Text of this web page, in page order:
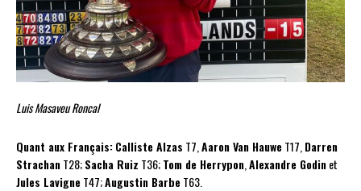
Luis Masaveu Roncal
Quant aux Français:Calliste Alzas T7, Aaron Van HauweT17, Darren
StrachanT28;Sacha Ruiz T36;Tom de Herrypon Alexandre Godinet
Jules LavigneT47;Augustin BarbeT63.